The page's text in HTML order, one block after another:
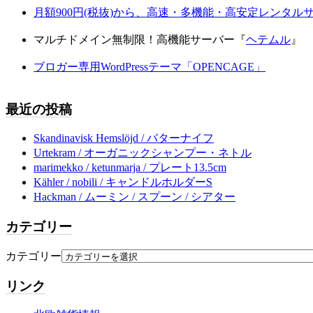
月額900円(税抜)から、高速・多機能・高安定レンタル
マルチドメイン無制限！高機能サーバー『ヘテムル 』
ブロガー専用WordPressテーマ「OPENCAGE」
最近の投稿
Skandinavisk Hemslöjd / バターナイフ
Urtekram / オーガニックシャンプー・ネトル
marimekko / ketunmarja / プレート13.5cm
Kähler / nobili / キャンドルホルダーS
Hackman / ムーミン / スプーン / シアター
カテゴリー
カテゴリー
リンク